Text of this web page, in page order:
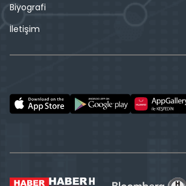
Biyografi
İletişim